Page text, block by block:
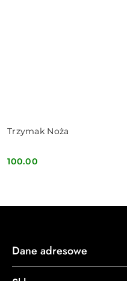
Trzymak Noża
Cena:
100.00
Dane adresowe